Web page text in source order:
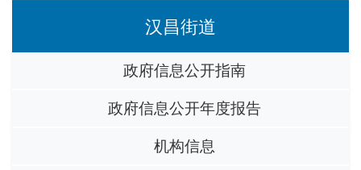
汉昌街道
政府信息公开指南
政府信息公开年度报告
机构信息